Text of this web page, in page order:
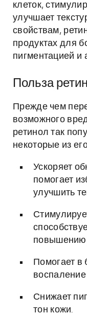
клеток,
улучшает
свойствам,
продуктах для
пигментацией и
Польза
Прежде чем
возможного
ретинол так
некоторые из
Ускоряет
помогает
улучшить
повышению
Помогает в
Снижает
тон кожи.